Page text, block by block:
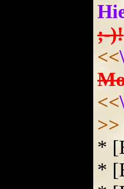
;-)!
<<
<<
>>
*
*